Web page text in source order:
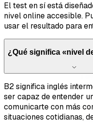
El test en sí está
nivel online accesible.
usar el resultado para
¿Qué significa «nivel
B2 significa inglés
ser capaz de entender
comunicarte con más
situaciones cotidianas,